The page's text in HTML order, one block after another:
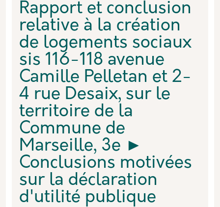
Rapport et conclusion
relative à la création
de logements sociaux
sis 116-118 avenue
Camille Pelletan et 2-
4 rue Desaix, sur le
territoire de la
Commune de
Marseille, 3e ►
Conclusions motivées
sur la déclaration
d'utilité publique